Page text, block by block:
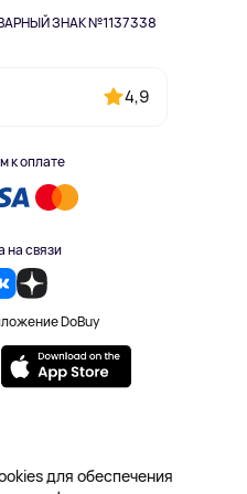
ЗНАК №1137338
4,9
к оплате
на связи
DoBuy
права защищены
данных
соглашение
для обеспечения